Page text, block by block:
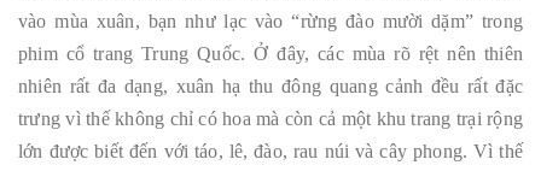
vào mùa xuân, bạn như lạc vào “rừng đào mười dặm” trong
phim cổ trang Trung Quốc. Ở đây, các mùa rõ rệt nên thiên
nhiên rất đa dạng, xuân hạ thu đông quang cảnh đều rất đặc
trưng vì thế không chỉ có hoa mà còn cả một khu trang trại rộng
lớn được biết đến với táo, lê, đào, rau núi và cây phong. Vì thế